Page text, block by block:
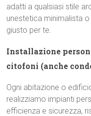
adatti a qualsiasi stile
unestetica minimalista
giusto per te.
Installazione
citofoni (anche
Ogni abitazione o
realizziamo impianti
efficienza e sicurezza,